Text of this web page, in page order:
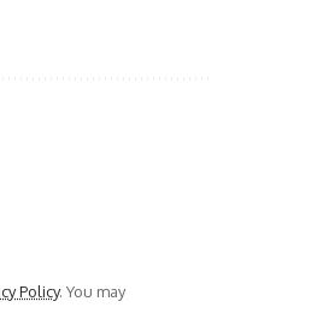
Policy. You may